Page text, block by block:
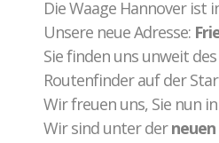
Die Waage Hannover ist
Unsere neue Adresse:
Sie finden uns unweit
Routenfinder auf der
Wir freuen uns, Sie nun
Wir sind unter der